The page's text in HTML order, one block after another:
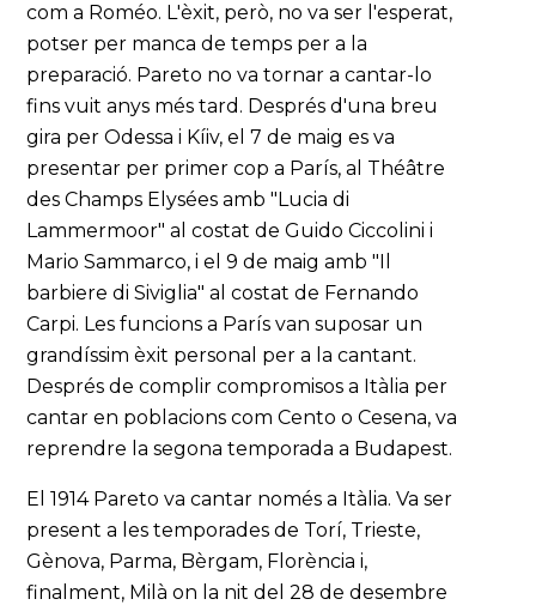
com a Roméo. L'èxit, però, no va ser l'esperat,
potser per manca de temps per a la
preparació. Pareto no va tornar a cantar-lo
fins vuit anys més tard. Després d'una breu
gira per Odessa i Kíiv, el 7 de maig es va
presentar per primer cop a París, al Théâtre
des Champs Elysées amb "Lucia di
Lammermoor" al costat de Guido Ciccolini i
Mario Sammarco, i el 9 de maig amb "Il
barbiere di Siviglia" al costat de Fernando
Carpi. Les funcions a París van suposar un
grandíssim èxit personal per a la cantant.
Després de complir compromisos a Itàlia per
cantar en poblacions com Cento o Cesena, va
reprendre la segona temporada a Budapest.
El 1914 Pareto va cantar només a Itàlia. Va ser
present a les temporades de Torí, Trieste,
Gènova, Parma, Bèrgam, Florència i,
finalment, Milà on la nit del 28 de desembre